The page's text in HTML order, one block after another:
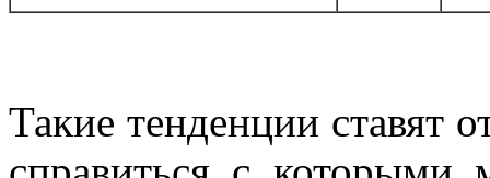
Такие тенденции ставят